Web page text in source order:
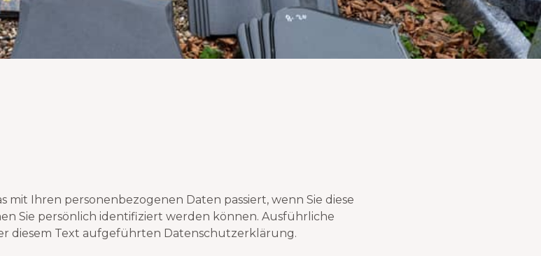
Ihren personenbezogenen Daten passiert, wenn Sie diese
Sie persönlich identifiziert werden können. Ausführliche
diesem Text aufgeführten Datenschutzerklärung.